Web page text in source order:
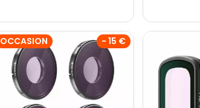
OCCASION - 15 €